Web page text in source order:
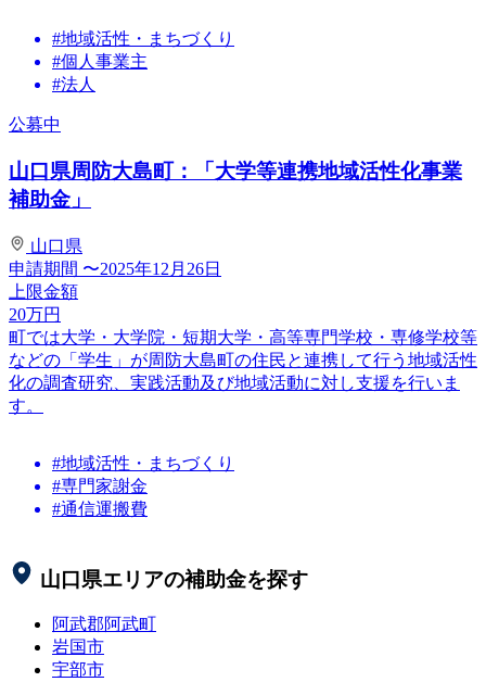
#地域活性・まちづくり
#個人事業主
#法人
公募中
山口県周防大島町：「大学等連携地域活性化事業
補助金」
山口県
申請期間 〜2025年12月26日
上限金額
20万円
町では大学・大学院・短期大学・高等専門学校・専修学校等
などの「学生」が周防大島町の住民と連携して行う地域活性
化の調査研究、実践活動及び地域活動に対し支援を行いま
す。
#地域活性・まちづくり
#専門家謝金
#通信運搬費
山口県エリアの補助金を探す
阿武郡阿武町
岩国市
宇部市